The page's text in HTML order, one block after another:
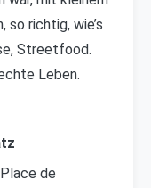
so richtig, wie’s
Streetfood.
Leben.
de